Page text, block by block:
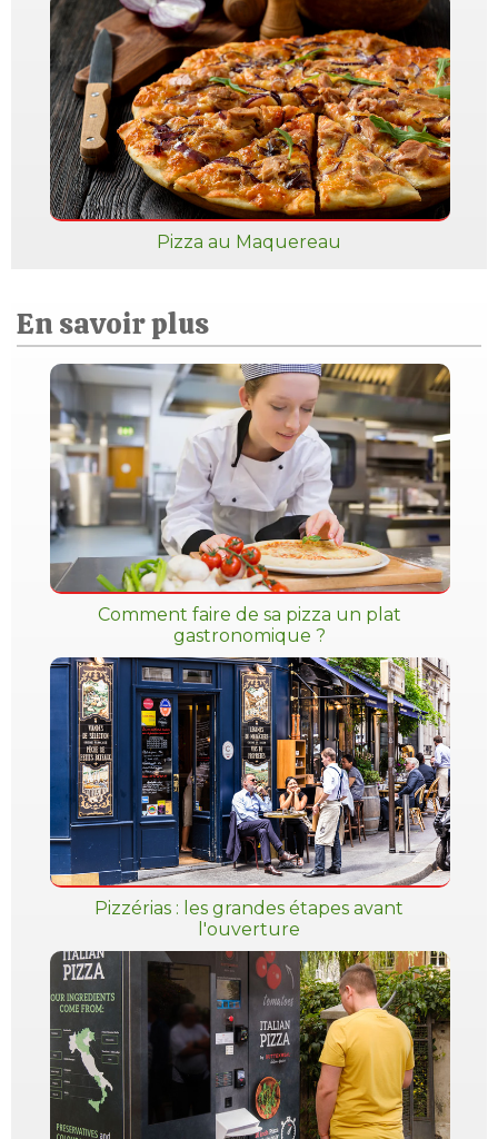
Pizza au Maquereau
En savoir plus
Comment faire de sa pizza un plat
gastronomique ?
Pizzérias : les grandes étapes avant
l'ouverture